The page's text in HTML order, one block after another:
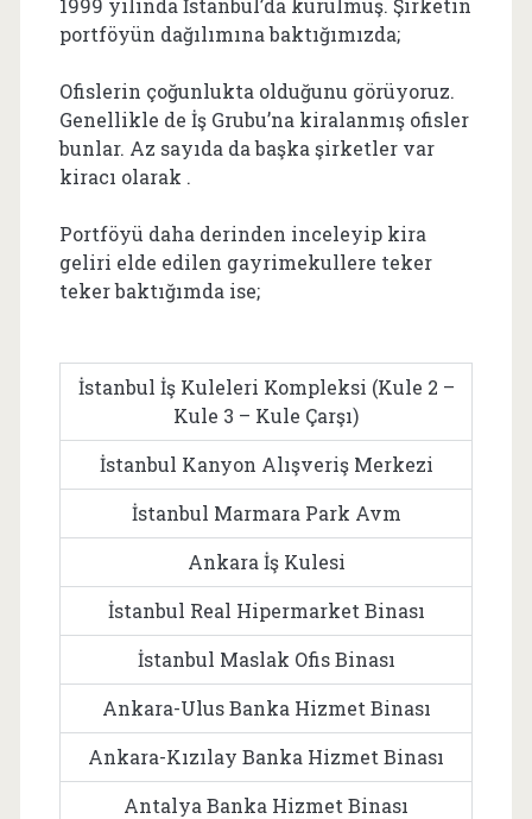
1999 yılında İstanbul’da kurulmuş. Şirketin
portföyün dağılımına baktığımızda;
Ofislerin çoğunlukta olduğunu görüyoruz.
Genellikle de İş Grubu’na kiralanmış ofisler
bunlar. Az sayıda da başka şirketler var
kiracı olarak .
Portföyü daha derinden inceleyip kira
geliri elde edilen gayrimekullere teker
teker baktığımda ise;
İstanbul İş Kuleleri Kompleksi (Kule 2 –
Kule 3 – Kule Çarşı)
İstanbul Kanyon Alışveriş Merkezi
İstanbul Marmara Park Avm
Ankara İş Kulesi
İstanbul Real Hipermarket Binası
İstanbul Maslak Ofis Binası
Ankara-Ulus Banka Hizmet Binası
Ankara-Kızılay Banka Hizmet Binası
Antalya Banka Hizmet Binası